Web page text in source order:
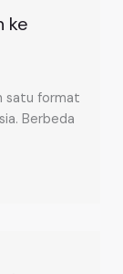
ke
satu format
Berbeda